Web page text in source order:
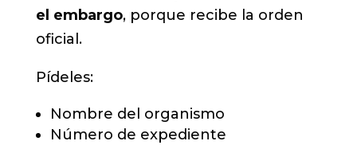
el embargo, porque recibe la orden
oficial.
Pídeles:
Nombre del organismo
Número de expediente